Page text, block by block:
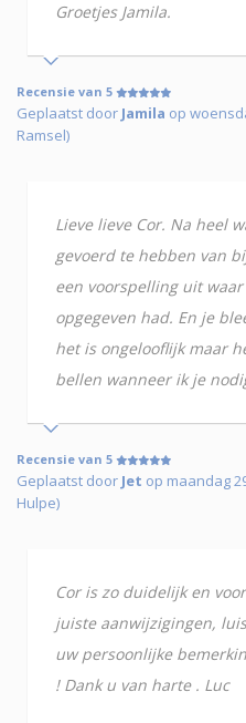
Groetjes Jamila.
Recensie van 5
Geplaatst door Jamila op
Ramsel)
Lieve lieve Cor. Na heel
gevoerd te hebben van
een voorspelling uit
opgegeven had. En je
het is ongelooflijk maar
bellen wanneer ik je
Recensie van 5
Geplaatst door Jet op maandag
Hulpe)
Cor is zo duidelijk en
juiste aanwijzigingen,
uw persoonlijke
! Dank u van harte . Luc